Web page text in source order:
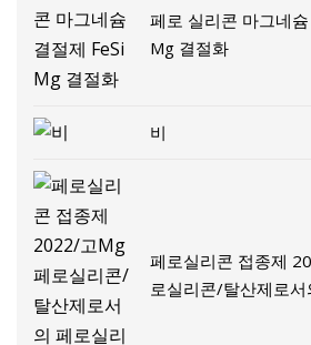
페로 실리콘 마그네
Mg 결절화
비
페로실리콘 접종제
로실리콘/탈산제로